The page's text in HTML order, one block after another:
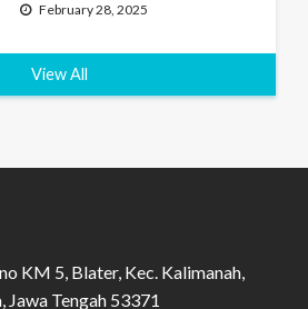
February 28, 2025
View All
KM 5, Blater, Kec. Kalimanah,
Tengah 53371